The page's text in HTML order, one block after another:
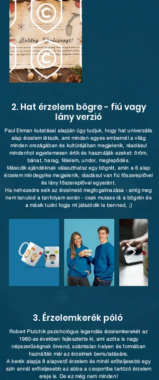
2. Hat érzelem bögre - fiú vagy
lány verzió
Paul Ekman kutatásai alapján úgy tudjuk, hogy hat univerzális
alap érzelem létezik, ami minden egyes embernél a világ
minden országában és kultúrájában megjelenik, ráadásul
mindenhol egyetemesen értik és használják ezeket: öröm,
bánat, harag, félelem, undor, meglepődés.
Második ajándéknak választhatsz egy bögrét, amin a 6 alap
érzelem mindegyike megjelenik, ráadásul van fiú főszereplővel
és lány főszereplővel egyaránt.
Ha nehezedre esik az érzelmeid megfogalmazása - amíg meg
nem tanulod a tanfolyam során - csak mutass rá a bögrén és
a másik tudni fogja mi játszódik le benned, ;)
3. Érzelemkerék póló
Robert Plutchik pszichológus legendás érzelemkerekét az
1980-as években fejlesztette ki, ami azóta is nagy
népszerűségnek örvend, számtalan helyen és formában
haználták már az érzelmek bemutatására.
A kerék alapja 8 alapvető érzelem és minél erőteljesebb egy
szín annál erőteljesebb az abba a csoportba tartózó érzelem
ereje is. De ez még nem minden!